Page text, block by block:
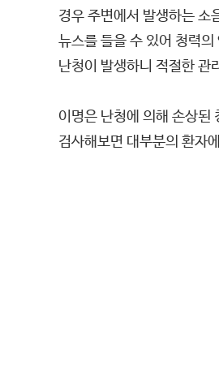
경우 주변에서 발생하는 소
뉴스를 들을 수 있어 청력
난청이 발생하니 적절한 관
이명은 난청에 의해 손상된
검사해보면 대부분의 환자